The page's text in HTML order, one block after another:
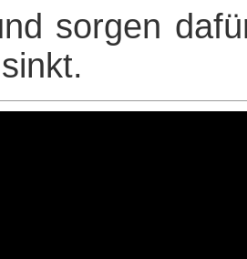
sorgen